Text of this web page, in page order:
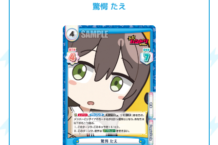
驚愕 たえ